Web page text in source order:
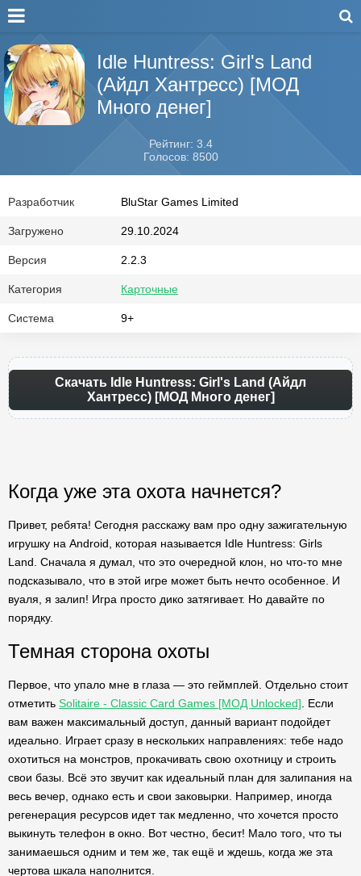
Idle Huntress: Girl's Land
(Айдл Хантресс) [МОД
Много денег]
Рейтинг: 3.4
Голосов: 8500
Разработчик BluStar Games Limited
Загружено 29.10.2024
Версия 2.2.3
Категория Карточные
Система 9+
Скачать Idle Huntress: Girl's Land (Айдл
Хантресс) [МОД Много денег]
Когда уже эта охота начнется?
Привет, ребята! Сегодня расскажу вам про одну зажигательную
игрушку на Android, которая называется Idle Huntress: Girls
Land. Сначала я думал, что это очередной клон, но что-то мне
подсказывало, что в этой игре может быть нечто особенное. И
вуаля, я залип! Игра просто дико затягивает. Но давайте по
порядку.
Темная сторона охоты
Первое, что упало мне в глаза — это геймплей. Отдельно стоит
отметить Solitaire - Classic Card Games [МОД Unlocked] . Если
вам важен максимальный доступ, данный вариант подойдет
идеально. Играет сразу в нескольких направлениях: тебе надо
охотиться на монстров, прокачивать свою охотницу и строить
свои базы. Всё это звучит как идеальный план для залипания на
весь вечер, однако есть и свои заковырки. Например, иногда
регенерация ресурсов идет так медленно, что хочется просто
выкинуть телефон в окно. Вот честно, бесит! Мало того, что ты
занимаешься одним и тем же, так ещё и ждешь, когда же эта
чертова шкала наполнится.